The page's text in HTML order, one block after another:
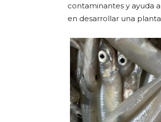
contaminantes y ayuda
en desarrollar una